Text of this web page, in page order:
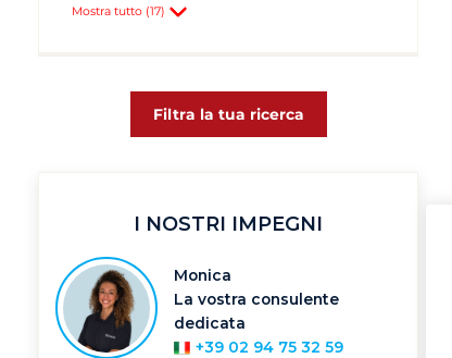
Sardegna
Heiligenhafen
Isola di Krk
Lemmer
Murter
Phuket
Pirovac
Portisco
Mostra tutto (17)
Filtra la tua ricerca
I NOSTRI IMPEGNI
Monica
La vostra consulente
dedicata
+39 02 94 75 32 59